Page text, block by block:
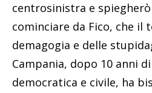
centrosinistra e
cominciare da Fico, che il
demagogia e delle
Campania, dopo 10 anni
democratica e civile, ha